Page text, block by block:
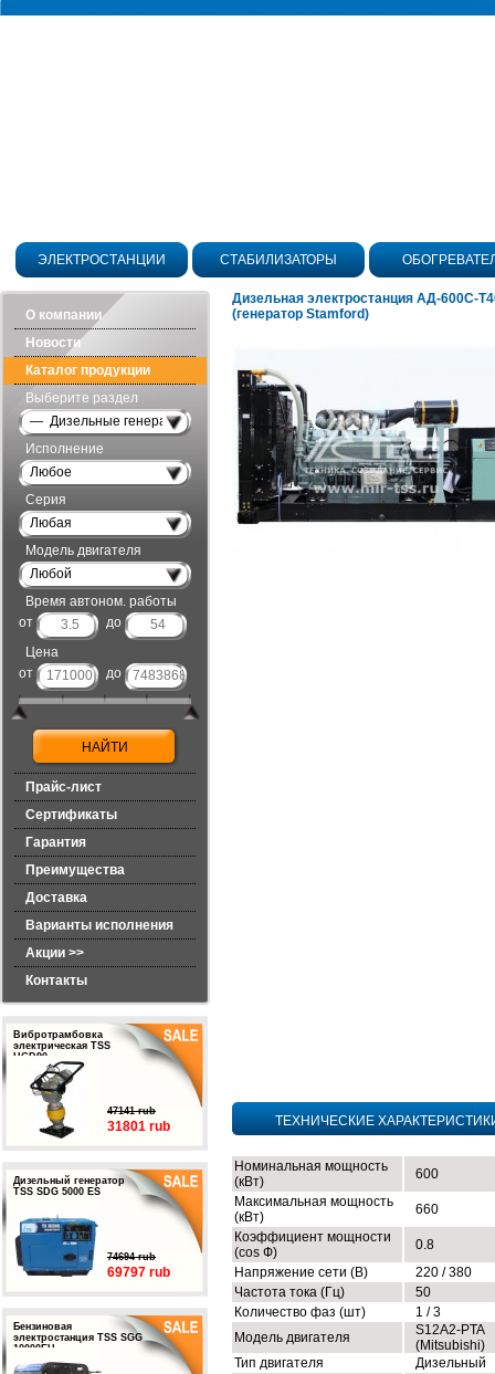
ЭЛЕКТРОСТАНЦИИ СТАБИЛИЗАТОРЫ
О компании
Новости
Каталог продукции
Выберите раздел
— Дизельные генераторы открытого исполнения
Исполнение
Любое
Серия
Любая
Модель двигателя
Любой
Время автоном. работы
от
до
Цена
от
до
Прайс-лист
Сертификаты
Гарантия
Преимущества
Доставка
Варианты исполнения
Акции >>
Контакты
Вибротрамбовка
электрическая TSS
HCD90
47141 rub
31801 rub
Дизельный генератор
TSS SDG 5000 ES
74694 rub
69797 rub
Бензиновая
электростанция TSS SGG
10000EH
Дизельная электростанция АД-600С-
(генератор Stamford)
ТЕХНИЧЕСКИЕ
Номинальная мощность
(кВт)
600
Максимальная мощность
(кВт)
660
Коэффициент мощности
(cos Ф)
0.8
Напряжение сети (В)
220 / 380
Частота тока (Гц)
50
Количество фаз (шт)
1 / 3
Модель двигателя
S12A2-PTA
(Mitsubishi)
Тип двигателя
Дизельный